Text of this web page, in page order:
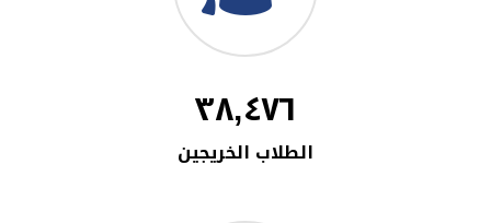
٣٨,٤٧٦
الطلاب الخريجين